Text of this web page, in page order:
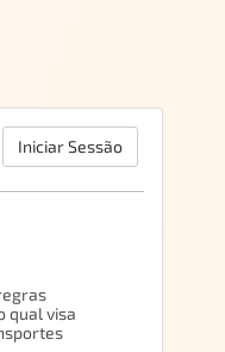
Iniciar Sessão
qual visa